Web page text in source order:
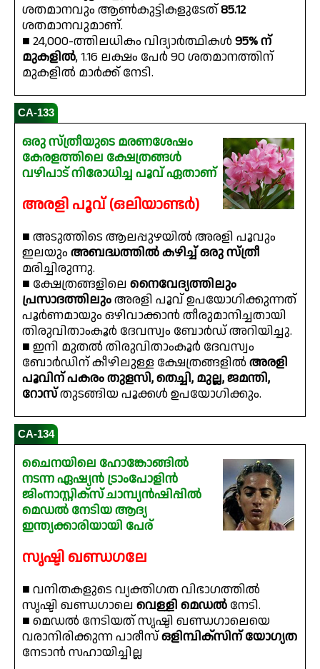
ശതമാനവും ആൺകുട്ടികളുടേത്85.12
ശതമാനവുമാണ്.
■ 24,000-ത്തിലധികം വിദ്യാർത്ഥികൾ95% ന്
മുകളിൽ, 1.16 ലക്ഷം പേർ 90 ശതമാനത്തിന്
മുകളിൽ മാർക്ക് നേടി.
CA-133
ഒരു സ്ത്രീയുടെ മരണശേഷം
കേരളത്തിലെ ക്ഷേത്രങ്ങൾ
വഴിപാട് നിരോധിച്ച പൂവ് ഏതാണ്
അരളി പൂവ് (ഒലിയാണ്ടർ)
■ അടുത്തിടെ ആലപ്പുഴയിൽ അരളി പൂവും
ഇലയും അബദ്ധത്തിൽ കഴിച്ച് ഒരു സ്ത്രീ
മരിച്ചിരുന്നു.
■ ക്ഷേത്രങ്ങളിലെ നൈവേദ്യത്തിലും
പ്രസാദത്തിലുംഅരളി പൂവ് ഉപയോഗിക്കുന്നത്
പൂർണമായും ഒഴിവാക്കാൻ തീരുമാനിച്ചതായി
തിരുവിതാംകൂർ ദേവസ്വം ബോർഡ് അറിയിച്ചു.
■ ഇനി മുതൽ തിരുവിതാംകൂർ ദേവസ്വം
ബോർഡിന് കീഴിലുള്ള ക്ഷേത്രങ്ങളിൽ അരളി
പൂവിന് പകരം തുളസി, തെച്ചി, മുല്ല, ജമന്തി,
റോസ്തുടങ്ങിയ പൂക്കൾ ഉപയോഗിക്കും.
CA-134
ചൈനയിലെ ഹോങ്കോങ്ങിൽ
നടന്ന ഏഷ്യൻ ട്രാംപോളിൻ
ജിംനാസ്റ്റിക്‌സ് ചാമ്പ്യൻഷിപ്പിൽ
മെഡൽ നേടിയ ആദ്യ
ഇന്ത്യക്കാരിയായി പേര്
സൃഷ്ടി ഖണ്ഡഗലേ
■ വനിതകളുടെ വ്യക്തിഗത വിഭാഗത്തിൽ
സൃഷ്ടി ഖണ്ഡഗാലെ വെള്ളി മെഡൽ നേടി.
■ മെഡൽ നേടിയത് സൃഷ്ടി ഖണ്ഡഗാലെയെ
വരാനിരിക്കുന്ന പാരീസ്ഒളിമ്പിക്‌സിന് യോഗ്യത
നേടാൻ സഹായിച്ചില്ല